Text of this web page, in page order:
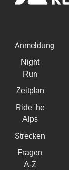
Anmeldung
Night
Run
Zeitplan
Ride the
Alps
Strecken
Fragen
A-Z